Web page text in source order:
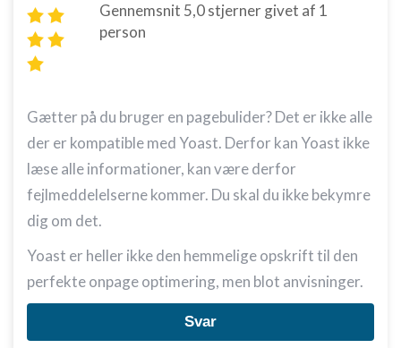
Gennemsnit 5,0stjerner givet af 1
person
Gætter på du bruger en pagebulider? Det er ikke alle
der er kompatible med Yoast. Derfor kan Yoast ikke
læse alle informationer, kan være derfor
fejlmeddelelserne kommer. Du skal du ikke bekymre
dig om det.
Yoast er heller ikke den hemmelige opskrift til den
perfekte onpage optimering, men blot anvisninger.
Svar